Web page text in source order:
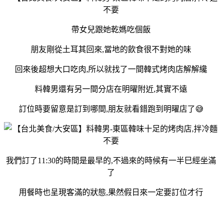
帶女兒跟她乾媽吃個飯
朋友剛從土耳其回來,當地的飲食很不對她的味
回來後超想大口吃肉,所以就找了一間韓式烤肉店解解纔
料韓男還有另一間分店在明曜附近,其實不遠
訂位時要留意是訂到哪間,朋友就看錯跑到明曜店了😅
我們訂了11:30的時間是最早的,不過來的時候有一半巳經坐滿
了
用餐時也呈現客滿的狀態,果然假日來一定要訂位才行